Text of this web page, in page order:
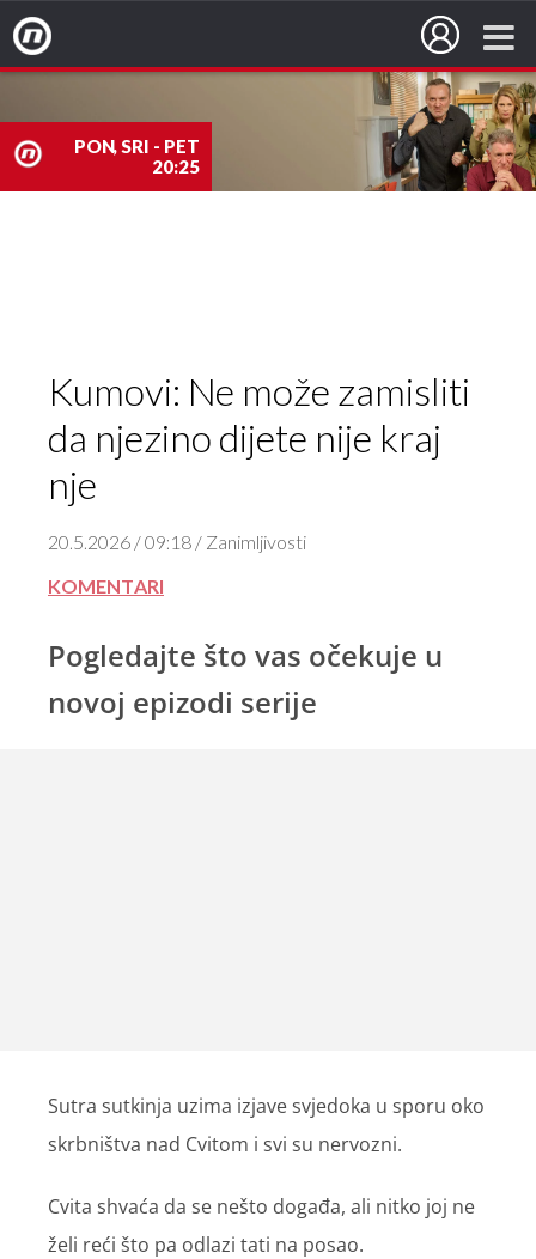
PON, SRI - PET
20:25
Nova TV
Kumovi: Ne može zamisliti
da njezino dijete nije kraj
nje
20.5.2026 / 09:18 / Zanimljivosti
KOMENTARI
Pogledajte što vas očekuje u
novoj epizodi serije
Sutra sutkinja uzima izjave svjedoka u sporu oko
skrbništva nad Cvitom i svi su nervozni.
Cvita shvaća da se nešto događa, ali nitko joj ne
želi reći što pa odlazi tati na posao.